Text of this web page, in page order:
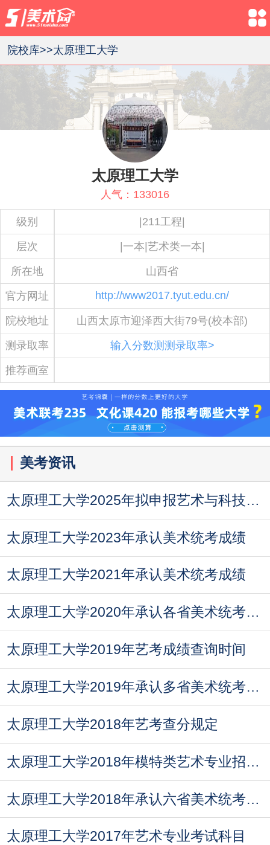
院校库>>太原理工大学
太原理工大学
人气： 133016
级别 |211工程|
层次 |一本|艺术类一本|
所在地 山西省
官方网址 http://www2017.tyut.edu.cn/
院校地址 山西太原市迎泽西大街79号(校本部)
测录取率 输入分数测测录取率>
推荐画室
美考资讯
太原理工大学2025年拟申报艺术与科技等5个本科专业
太原理工大学2023年承认美术统考成绩
太原理工大学2021年承认美术统考成绩
太原理工大学2020年承认各省美术统考成绩
太原理工大学2019年艺考成绩查询时间
太原理工大学2019年承认多省美术统考成绩
太原理工大学2018年艺考查分规定
太原理工大学2018年模特类艺术专业招生考试补充通知
太原理工大学2018年承认六省美术统考成绩
太原理工大学2017年艺术专业考试科目